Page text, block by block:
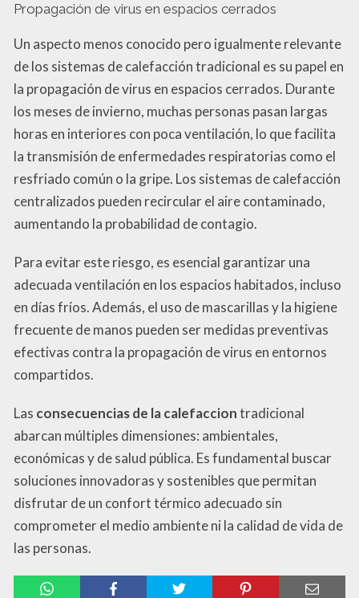
Propagación de virus en espacios cerrados
Un aspecto menos conocido pero igualmente relevante
de los sistemas de calefacción tradicional es su papel en
la propagación de virus en espacios cerrados. Durante
los meses de invierno, muchas personas pasan largas
horas en interiores con poca ventilación, lo que facilita
la transmisión de enfermedades respiratorias como el
resfriado común o la gripe. Los sistemas de calefacción
centralizados pueden recircular el aire contaminado,
aumentando la probabilidad de contagio.
Para evitar este riesgo, es esencial garantizar una
adecuada ventilación en los espacios habitados, incluso
en días fríos. Además, el uso de mascarillas y la higiene
frecuente de manos pueden ser medidas preventivas
efectivas contra la propagación de virus en entornos
compartidos.
Las consecuencias de la calefacciontradicional
abarcan múltiples dimensiones: ambientales,
económicas y de salud pública. Es fundamental buscar
soluciones innovadoras y sostenibles que permitan
disfrutar de un confort térmico adecuado sin
comprometer el medio ambiente ni la calidad de vida de
las personas.